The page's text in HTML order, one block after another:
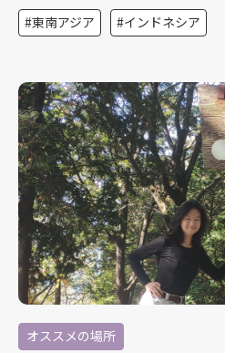
東南アジア インドネシア
オススメの場所